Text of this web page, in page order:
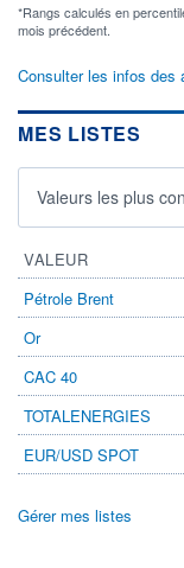
*Rangs calculés en
mois précédent.
Consulter les infos des
MES LISTES
Valeurs les plus
VALEUR
Pétrole Brent
Or
CAC 40
TOTALENERGIES
EUR/USD SPOT
Gérer mes listes